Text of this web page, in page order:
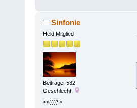
Sinfonie
Held Mitglied
Beiträge: 532
Geschlecht:
><((((º>